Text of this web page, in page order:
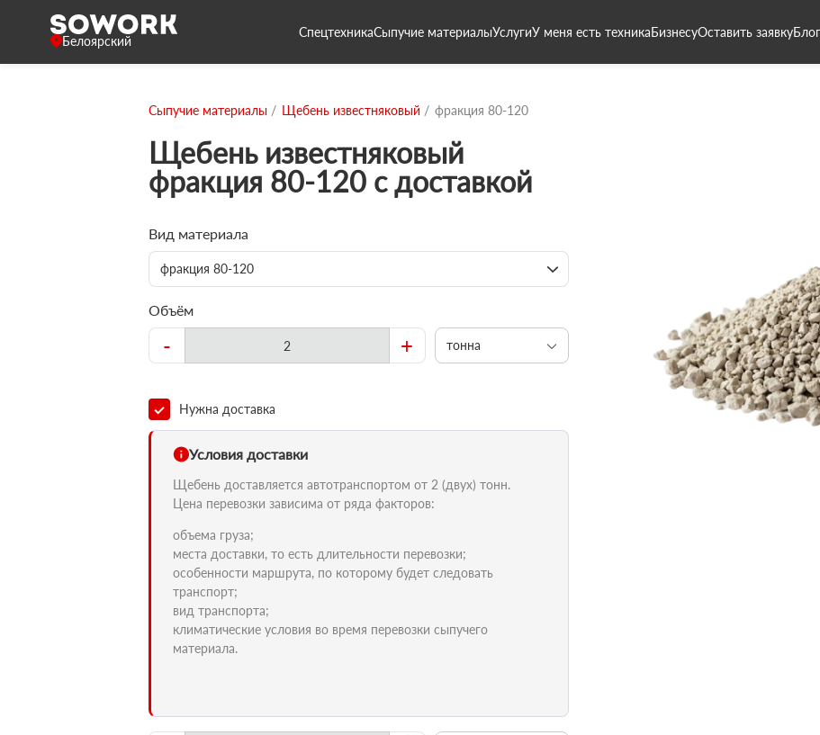
Белоярский
СпецтехникаСыпучие материалыУслугиУ меня есть техникаБизнесуОставить заявкуБлог
Сыпучие материалы Щебень известняковый фракция 80-120
Щебень известняковый
фракция 80-120 с доставкой
Вид материала
фракция 80-120
Объём
- + тонна
Нужна доставка
Условия доставки
Щебень доставляется автотранспортом от 2 (двух) тонн.
Цена перевозки зависима от ряда факторов:
объема груза;
места доставки, то есть длительности перевозки;
особенности маршрута, по которому будет следовать
транспорт;
вид транспорта;
климатические условия во время перевозки сыпучего
материала.